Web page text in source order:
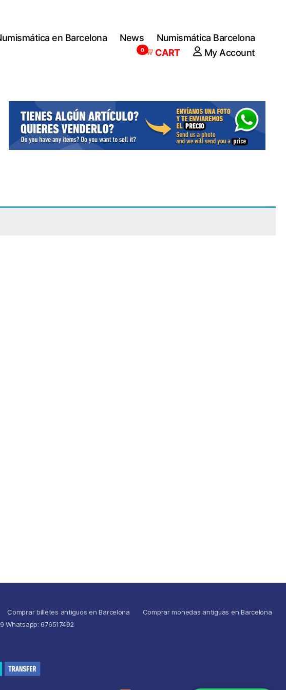
en Barcelona News
Numismática Barcelona
CART
0 My Account
Comprar billetes antiguos en Barcelona
Comprar monedas antiguas en Barcelona
Whatsapp: 676517492